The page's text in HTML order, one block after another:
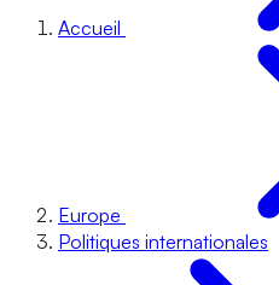
Accueil
Europe
Politiques internationales